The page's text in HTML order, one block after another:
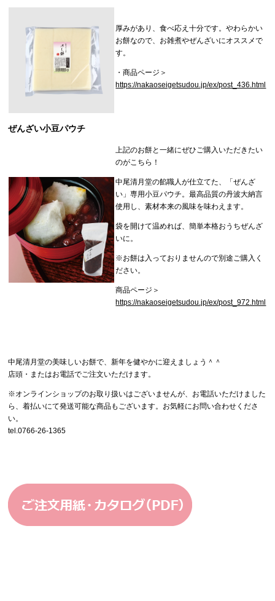
厚みがあり、食べ応え十分です。やわらかい
お餅なので、お雑煮やぜんざいにオススメで
す。
・商品ページ＞
https://nakaoseigetsudou.jp/ex/post_436.html
ぜんざい小豆パウチ
上記のお餅と一緒にぜひご購入いただきたい
のがこちら！
中尾清月堂の餡職人が仕立てた、「ぜんざ
い」専用小豆パウチ。最高品質の丹波大納言
使用し、素材本来の風味を味わえます。
袋を開けて温めれば、簡単本格おうちぜんざ
いに。
※お餅は入っておりませんので別途ご購入く
ださい。
商品ページ＞
https://nakaoseigetsudou.jp/ex/post_972.html
中尾清月堂の美味しいお餅で、新年を健やかに迎えましょう＾＾
店頭・またはお電話でご注文いただけます。
※オンラインショップのお取り扱いはございませんが、お電話いただけました
ら、着払いにて発送可能な商品もございます。お気軽にお問い合わせくださ
い。
tel.0766-26-1365